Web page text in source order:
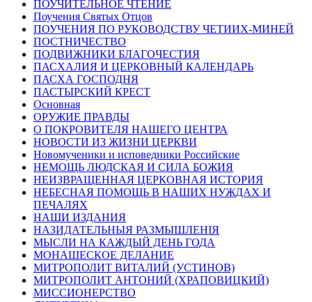
ПОУЧИТЕЛЬНОЕ ЧТЕНИЕ
Поучения Святых Отцов
ПОУЧЕНИЯ ПО РУКОВОДСТВУ ЧЕТИИХ-МИНЕЙ
ПОСТНИЧЕСТВО
ПОДВИЖНИКИ БЛАГОЧЕСТИЯ
ПАСХАЛИЯ И ЦЕРКОВНЫЙ КАЛЕНДАРЬ
ПАСХА ГОСПОДНЯ
ПАСТЫРСКИЙ КРЕСТ
Основная
ОРУЖИЕ ПРАВДЫ
О ПОКРОВИТЕЛЯ НАШЕГО ЦЕНТРА
НОВОСТИ ИЗ ЖИЗНИ ЦЕРКВИ
Новомученики и исповедники Российские
НЕМОЩЬ ЛЮДСКАЯ И СИЛА БОЖИЯ
НЕИЗВРАЩЕННАЯ ЦЕРКОВНАЯ ИСТОРИЯ
НЕБЕСНАЯ ПОМОЩЬ В НАШИХ НУЖДАХ И
ПЕЧАЛЯХ
НАШИ ИЗДАНИЯ
НАЗИДАТЕЛЬНЫЯ РАЗМЫШЛЕНІЯ
МЫСЛИ НА КАЖДЫЙ ДЕНЬ ГОДА
МОНАШЕСКОЕ ДЕЛАНИЕ
МИТРОПОЛИТ ВИТАЛИЙ (УСТИНОВ)
МИТРОПОЛИТ АНТОНИЙ (ХРАПОВИЦКИЙ)
МИССИОНЕРСТВО